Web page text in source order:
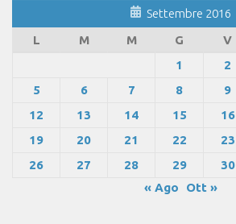
Settembre 2016
L
M M G V
1
2
5
6 7 8 9
12
13 14 15 16
19
20 21 22 23
26
27 28 29
30
« Ago
Ott »